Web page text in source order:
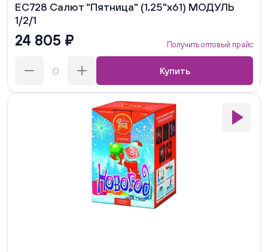
ЕС728 Салют "Пятница" (1,25"х61) МОДУЛЬ
1/2/1
24 805 ₽ Получить оптовый прайс
Купить